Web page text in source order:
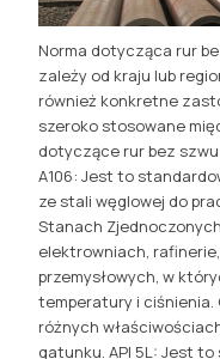
Norma dotycząca rur
zależy od kraju lub
również konkretne
szeroko stosowane
dotyczące rur bez
A106: Jest to
ze stali węglowej do
Stanach
elektrowniach,
przemysłowych, w
temperatury i ciśnienia.
różnych
gatunku. API 5L: Jest